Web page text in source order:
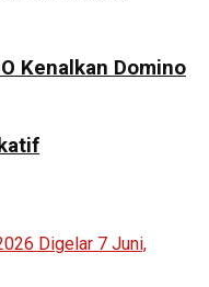
Kenalkan Domino